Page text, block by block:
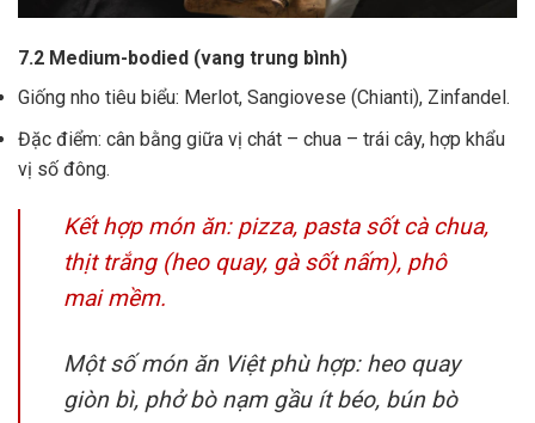
7.2 Medium-bodied (vang trung bình)
Giống nho tiêu biểu: Merlot, Sangiovese (Chianti), Zinfandel.
Đặc điểm: cân bằng giữa vị chát – chua – trái cây, hợp khẩu
vị số đông.
Kết hợp món ăn: pizza, pasta sốt cà chua,
thịt trắng (heo quay, gà sốt nấm), phô
mai mềm.
Một số món ăn Việt phù hợp: heo quay
giòn bì, phở bò nạm gầu ít béo, bún bò